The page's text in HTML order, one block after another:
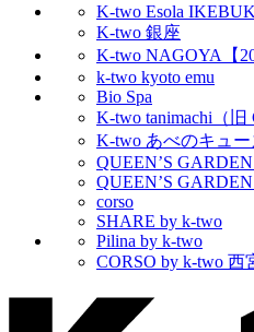
K-two Esola
K-two 銀座
K-two NAGOYA【
k-two kyoto emu
Bio Spa
K-two tanimachi（旧
K-two あべのキュ
QUEEN’S
QUEEN’S
corso
SHARE by k-two
Pilina by k-two
CORSO by k-two 西